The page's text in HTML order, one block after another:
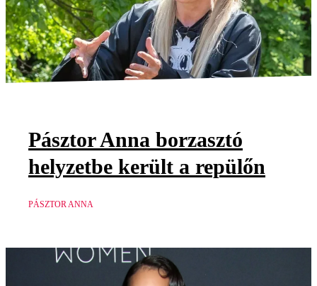
Pásztor Anna borzasztó
helyzetbe került a repülőn
PÁSZTOR ANNA